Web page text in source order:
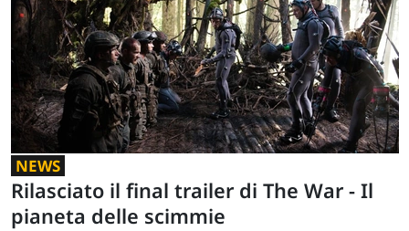
NEWS
Rilasciato il final trailer di The War - Il
pianeta delle scimmie